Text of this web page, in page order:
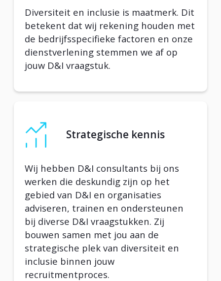
Diversiteit en inclusie is maatmerk. Dit
betekent dat wij rekening houden met
de bedrijfsspecifieke factoren en onze
dienstverlening stemmen we af op
jouw D&I vraagstuk.
Strategische kennis
Wij hebben D&I consultants bij ons
werken die deskundig zijn op het
gebied van D&I en organisaties
adviseren, trainen en ondersteunen
bij diverse D&I vraagstukken. Zij
bouwen samen met jou aan de
strategische plek van diversiteit en
inclusie binnen jouw
recruitmentproces.